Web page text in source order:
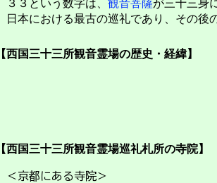
３３という数字は、 観音菩薩が三十三身
日本における最古の巡礼であり、その後
【西国三十三所観音霊場の歴史・経緯】
【西国三十三所観音霊場巡礼札所の寺院】
＜京都にある寺院＞